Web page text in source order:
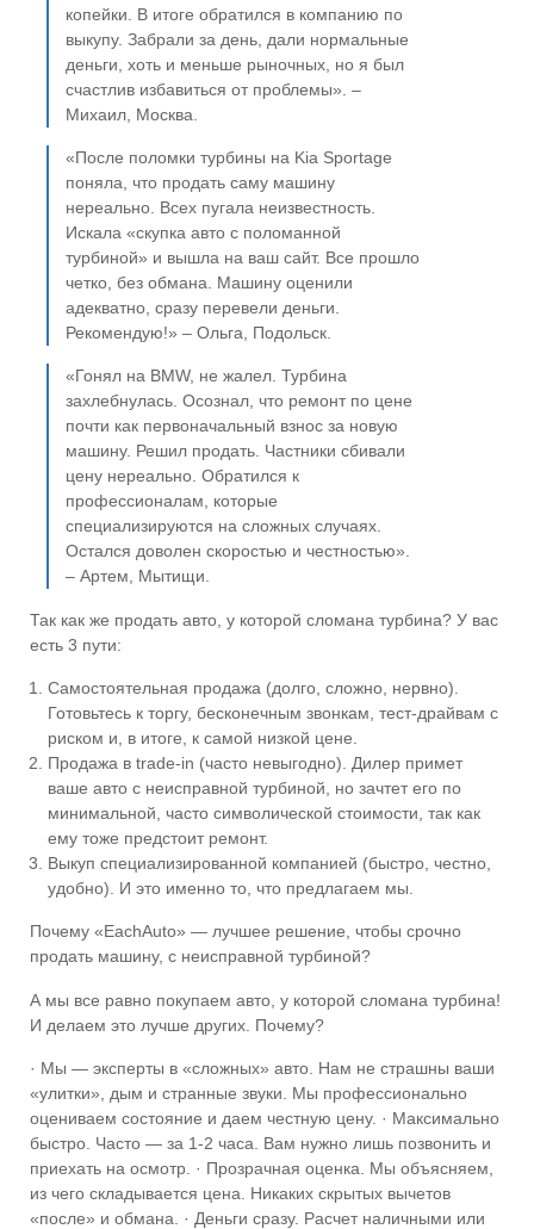
копейки. В итоге обратился в компанию по
выкупу. Забрали за день, дали нормальные
деньги, хоть и меньше рыночных, но я был
счастлив избавиться от проблемы». –
Михаил, Москва.
«После поломки турбины на Kia Sportage
поняла, что продать саму машину
нереально. Всех пугала неизвестность.
Искала «скупка авто с поломанной
турбиной» и вышла на ваш сайт. Все прошло
четко, без обмана. Машину оценили
адекватно, сразу перевели деньги.
Рекомендую!» – Ольга, Подольск.
«Гонял на BMW, не жалел. Турбина
захлебнулась. Осознал, что ремонт по цене
почти как первоначальный взнос за новую
машину. Решил продать. Частники сбивали
цену нереально. Обратился к
профессионалам, которые
специализируются на сложных случаях.
Остался доволен скоростью и честностью».
– Артем, Мытищи.
Так как же продать авто, у которой сломана турбина? У вас
есть 3 пути:
Самостоятельная продажа (долго, сложно, нервно).
Готовьтесь к торгу, бесконечным звонкам, тест-драйвам с
риском и, в итоге, к самой низкой цене.
Продажа в trade-in (часто невыгодно). Дилер примет
ваше авто с неисправной турбиной, но зачтет его по
минимальной, часто символической стоимости, так как
ему тоже предстоит ремонт.
Выкуп специализированной компанией (быстро, честно,
удобно). И это именно то, что предлагаем мы.
Почему «EachAuto» — лучшее решение, чтобы срочно
продать машину, с неисправной турбиной?
А мы все равно покупаем авто, у которой сломана турбина!
И делаем это лучше других. Почему?
· Мы — эксперты в «сложных» авто. Нам не страшны ваши
«улитки», дым и странные звуки. Мы профессионально
оцениваем состояние и даем честную цену. · Максимально
быстро. Часто — за 1-2 часа. Вам нужно лишь позвонить и
приехать на осмотр. · Прозрачная оценка. Мы объясняем,
из чего складывается цена. Никаких скрытых вычетов
«после» и обмана. · Деньги сразу. Расчет наличными или